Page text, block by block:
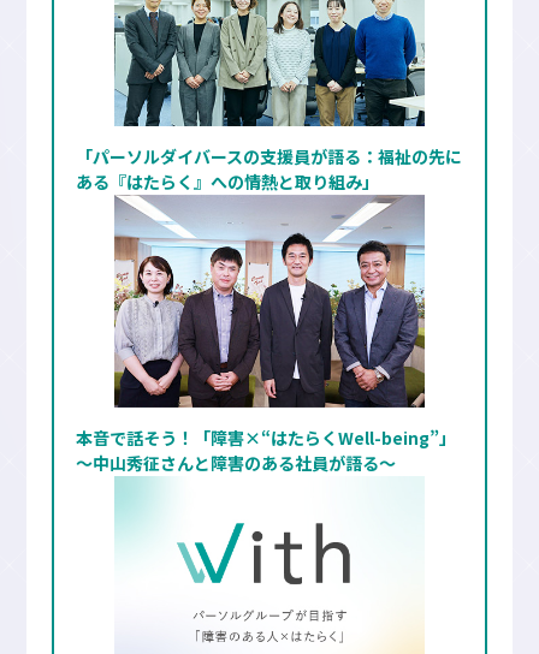
「パーソルダイバースの支援員が語る：福祉の先に
ある『はたらく』への情熱と取り組み」
本音で話そう！「障害×“はたらくWell-being”」
～中山秀征さんと障害のある社員が語る～